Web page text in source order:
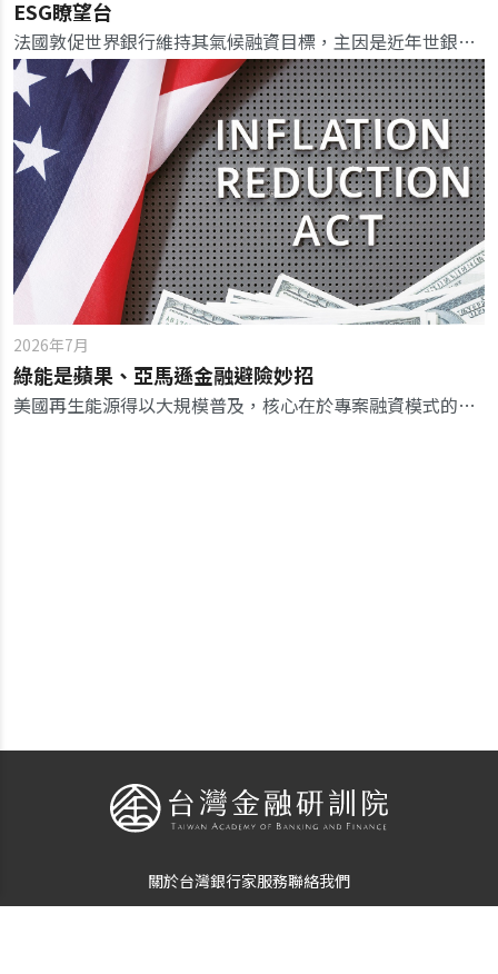
ESG瞭望台
法國敦促世界銀行維持其氣候融資目標，主因是近年世銀面臨來自其最大股東美國壓力，要求改變能源路線。
2026年7月
綠能是蘋果、亞馬遜金融避險妙招
美國再生能源得以大規模普及，核心在於專案融資模式的成熟與聯邦法案，如《降低通膨法案》（IRA）等政策紅利，讓企業不需鉅資即可參與。
關於台灣銀行家服務聯絡我們